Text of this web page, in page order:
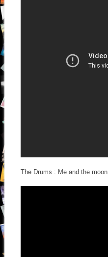
The Drums : Me and the moon